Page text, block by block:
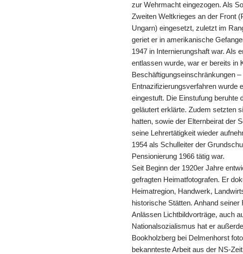
zur Wehrmacht eingezogen. Als
Zweiten Weltkrieges an der Front
Ungarn) eingesetzt, zuletzt im
geriet er in amerikanische
1947 in Internierungshaft war. Als
entlassen wurde, war er bereits in
Beschäftigungseinschränkungen
Entnazifizierungsverfahren wurde
eingestuft. Die Einstufung beruhte
geläutert erklärte. Zudem setzten
hatten, sowie der Elternbeirat der
seine Lehrertätigkeit wieder
1954 als Schulleiter der
Pensionierung 1966 tätig war.
Seit Beginn der 1920er Jahre
gefragten Heimatfotografen. Er
Heimatregion, Handwerk,
historische Stätten. Anhand
Anlässen Lichtbildvorträge, auch
Nationalsozialismus hat er
Bookholzberg bei Delmenhorst
bekannteste Arbeit aus der NS-